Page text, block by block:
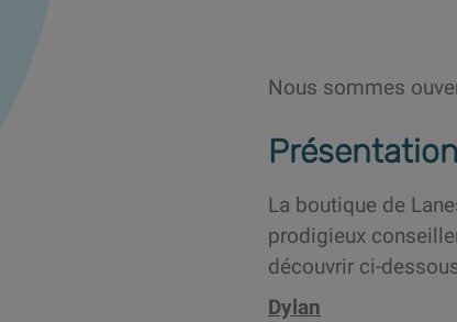
Nous sommes
La boutique de
prodigieux
découvrir ci-
Dylan